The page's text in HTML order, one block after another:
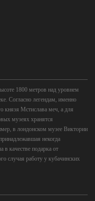
1800 метров над уровнем
Согласно легендам, именно
князя Мстислава меч, а для
музеях хранятся
в лондонском музее Виктории
некогда
в качестве подарка от
случая работу у кубачинских